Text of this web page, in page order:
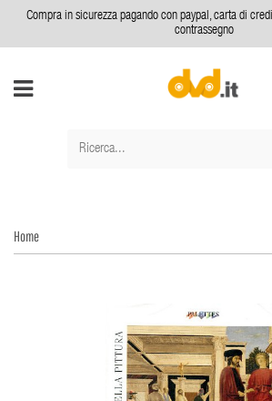
Compra in sicurezza pagando con paypal, carta di
contrassegno
Home